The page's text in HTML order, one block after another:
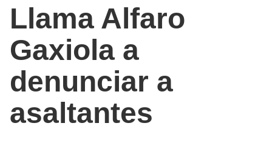
Llama Alfaro
Gaxiola a
denunciar a
asaltantes